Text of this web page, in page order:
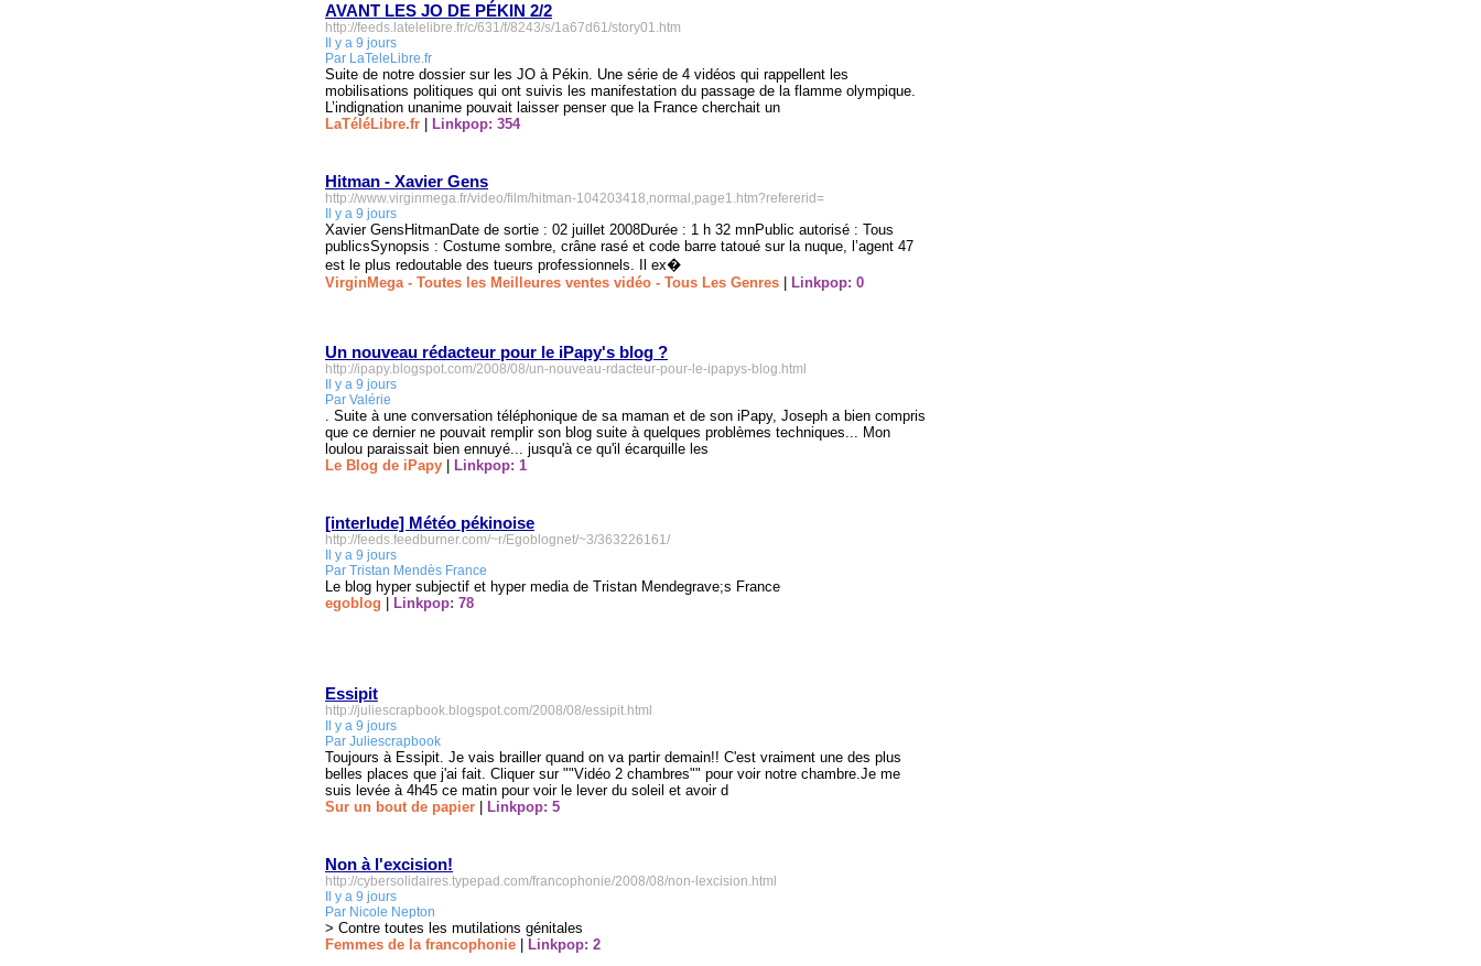
AVANT LES JO DE PÉKIN 2/2
http://feeds.latelelibre.fr/c/631/f/8243/s/1a67d61/story01.htm
Il y a 9 jours
Par LaTeleLibre.fr
Suite de notre dossier sur les JO à Pékin. Une série de 4 vidéos qui rappellent les
mobilisations politiques qui ont suivis les manifestation du passage de la flamme olympique.
L’indignation unanime pouvait laisser penser que la France cherchait un
LaTéléLibre.fr | Linkpop: 354
Hitman - Xavier Gens
http://www.virginmega.fr/video/film/hitman-104203418,normal,page1.htm?refererid=
Il y a 9 jours
Xavier GensHitmanDate de sortie : 02 juillet 2008Durée : 1 h 32 mnPublic autorisé : Tous
publicsSynopsis : Costume sombre, crâne rasé et code barre tatoué sur la nuque, l’agent 47
est le plus redoutable des tueurs professionnels. Il ex�
VirginMega - Toutes les Meilleures ventes vidéo - Tous Les Genres | Linkpop: 0
Un nouveau rédacteur pour le iPapy's blog ?
http://ipapy.blogspot.com/2008/08/un-nouveau-rdacteur-pour-le-ipapys-blog.html
Il y a 9 jours
Par Valérie
. Suite à une conversation téléphonique de sa maman et de son iPapy, Joseph a bien compris
que ce dernier ne pouvait remplir son blog suite à quelques problèmes techniques... Mon
loulou paraissait bien ennuyé... jusqu'à ce qu'il écarquille les
Le Blog de iPapy | Linkpop: 1
[interlude] Météo pékinoise
http://feeds.feedburner.com/~r/Egoblognet/~3/363226161/
Il y a 9 jours
Par Tristan Mendès France
Le blog hyper subjectif et hyper media de Tristan Mendegrave;s France
egoblog | Linkpop: 78
Essipit
http://juliescrapbook.blogspot.com/2008/08/essipit.html
Il y a 9 jours
Par Juliescrapbook
Toujours à Essipit. Je vais brailler quand on va partir demain!! C'est vraiment une des plus
belles places que j'ai fait. Cliquer sur ""Vidéo 2 chambres"" pour voir notre chambre.Je me
suis levée à 4h45 ce matin pour voir le lever du soleil et avoir d
Sur un bout de papier | Linkpop: 5
Non à l'excision!
http://cybersolidaires.typepad.com/francophonie/2008/08/non-lexcision.html
Il y a 9 jours
Par Nicole Nepton
> Contre toutes les mutilations génitales
Femmes de la francophonie | Linkpop: 2